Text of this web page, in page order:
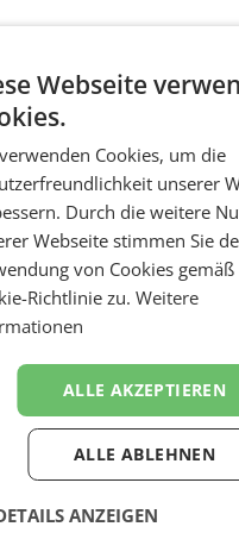
bringt die
mit Qualität Tirol und
Tirol ein ganz
Jubiläumsbrot. Der
vereint
und
möglichst viele
kommen, ist das Brot
Wer vier
über ein besonderes
Kühlschrankmagneten
Kopfes von Therese
SIE DIESEN ARTIKEL
Webseite
Cookies, um die
unserer
Durch die weitere
Webseite stimmen Sie
von Cookies
Richtlinie zu.Weitere
ALLE AKZEPTIEREN
ALLE ABLEHNEN
ANZEIGEN